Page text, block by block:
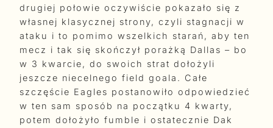
drugiej połowie oczywiście pokazało się z
własnej klasycznej strony, czyli stagnacji w
ataku i to pomimo wszelkich starań, aby ten
mecz i tak się skończył porażką Dallas – bo
w 3 kwarcie, do swoich strat dołożyli
jeszcze niecelnego field goala. Całe
szczęście Eagles postanowiło odpowiedzieć
w ten sam sposób na początku 4 kwarty,
potem dołożyło fumble i ostatecznie Dak